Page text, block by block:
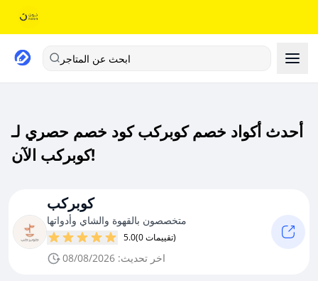
ابحث عن المتاجر
أحدث أكواد خصم كوبركب كود خصم حصري لـ
كوبركب الآن!
كوبركب
متخصصون بالقهوة والشاي وأدواتها
5.0 (0 تقييمات)
اخر تحديث: 08/08/2026